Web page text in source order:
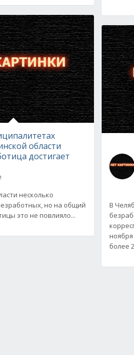
области
достигает
несколько
но на общий
это не повлияло...
В
более